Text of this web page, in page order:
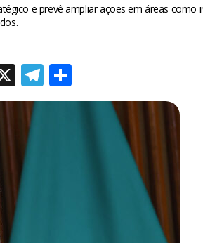
e prevê ampliar ações em áreas como
X Telegram